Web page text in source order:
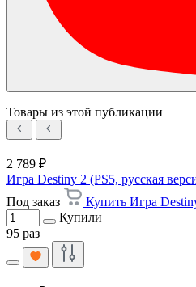
Товары из этой публикации
2 789 ₽
Игра Destiny 2 (PS5, русская
Под заказ
Купить Игра
Купили
95 раз